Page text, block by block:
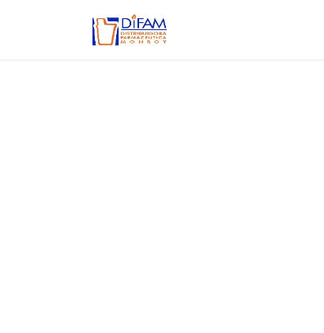
Ir al contenido